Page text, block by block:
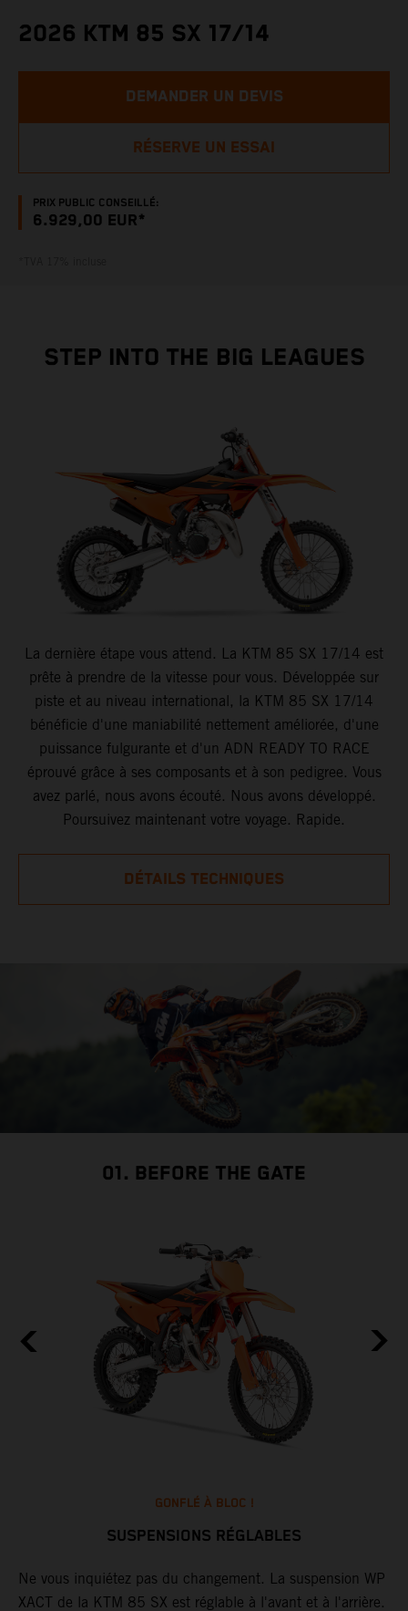
2026 KTM 85 SX 17/14
PRIX PUBLIC CONSEILLÉ:
6.929,00 EUR*
DEMANDER UN DEVIS
RÉSERVE UN ESSAI
STEP INTO THE BIG LEAGUES
La dernière étape vous attend. La KTM 85 SX 17/14 est
prête à prendre de la vitesse pour vous. Développée sur
piste et au niveau international, la KTM 85 SX 17/14
bénéficie d'une maniabilité nettement améliorée, d'une
puissance fulgurante et d'un ADN READY TO RACE
éprouvé grâce à ses composants et à son pedigree. Vous
avez parlé, nous avons écouté. Nous avons développé.
Poursuivez maintenant votre voyage. Rapide.
DÉTAILS TECHNIQUES
01. BEFORE THE GATE
GONFLÉ À BLOC !
SUSPENSIONS RÉGLABLES
Ne vous inquiétez pas du changement. La suspension WP
XACT de la KTM 85 SX est réglable à l'avant et à l'arrière.